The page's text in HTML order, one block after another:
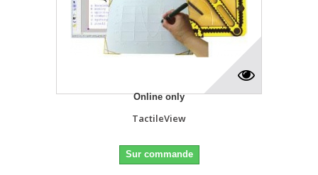
Online only
TactileView
Sur commande